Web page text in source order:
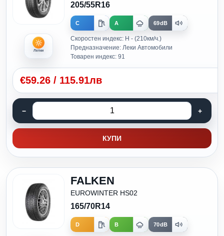
Летни
205/55R16
C A 69dB
Скоростен индекс: H - (210км/ч.)
Предназначение: Леки Автомобили
Товарен индекс: 91
€59.26 / 115.91лв
КУПИ
FALKEN
EUROWINTER HS02
165/70R14
D B 70dB